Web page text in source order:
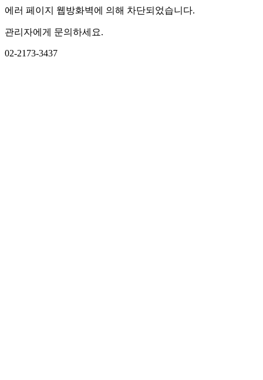
에러 페이지 웹방화벽에 의해 차단되었습니다.
관리자에게 문의하세요.
02-2173-3437